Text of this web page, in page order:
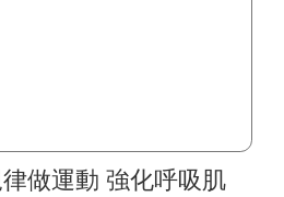
做運動 強化呼吸肌